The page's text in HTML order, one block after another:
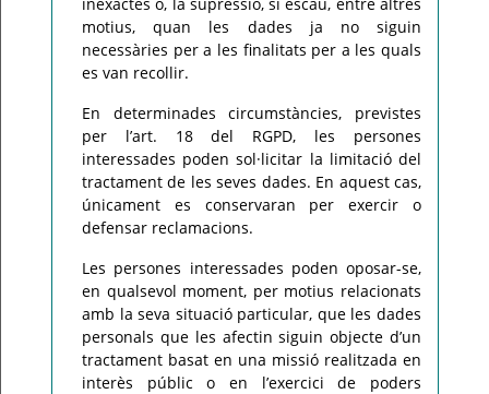
motius, quan les dades ja no siguin
necessàries per a les finalitats per a les quals
es van recollir.
En determinades circumstàncies, previstes
per l’art. 18 del RGPD, les persones
interessades poden sol·licitar la limitació del
tractament de les seves dades. En aquest cas,
únicament es conservaran per exercir o
defensar reclamacions.
Les persones interessades poden oposar-se,
en qualsevol moment, per motius relacionats
amb la seva situació particular, que les dades
personals que les afectin siguin objecte d’un
tractament basat en una missió realitzada en
interès públic o en l’exercici de poders